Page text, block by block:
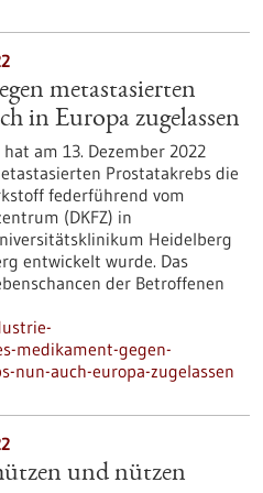
metastasierten
in Europa zugelassen
am 13. Dezember 2022
Prostatakrebs die
federführend vom
(DKFZ) in
Heidelberg
entwickelt wurde. Das
der Betroffenen
medikament-gegen-
nun-auch-europa-zugelassen
und nützen